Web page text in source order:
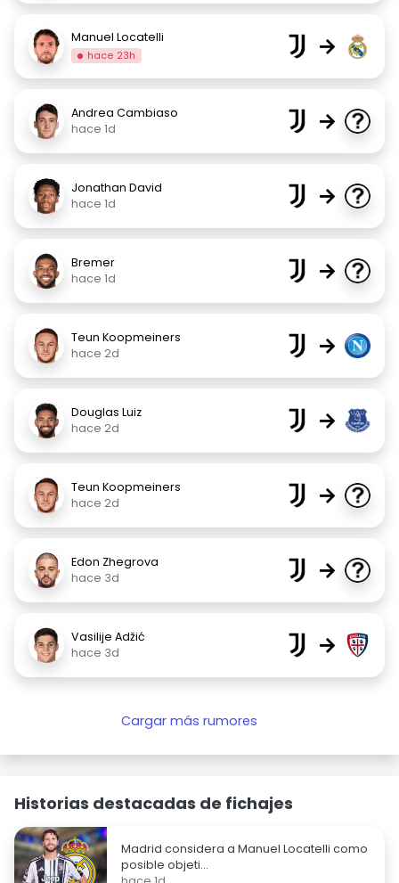
Manuel Locatelli
hace 23h →
Andrea Cambiaso
hace 1d
→
Jonathan David
hace 1d
→
Bremer
hace 1d
→
Teun Koopmeiners
hace 2d
→
Douglas Luiz
hace 2d
→
Teun Koopmeiners
hace 2d
→
Edon Zhegrova
hace 3d
→
Vasilije Adžić
hace 3d
→
Cargar más rumores
Historias destacadas de fichajes
Madrid considera a Manuel Locatelli como
posible objeti...